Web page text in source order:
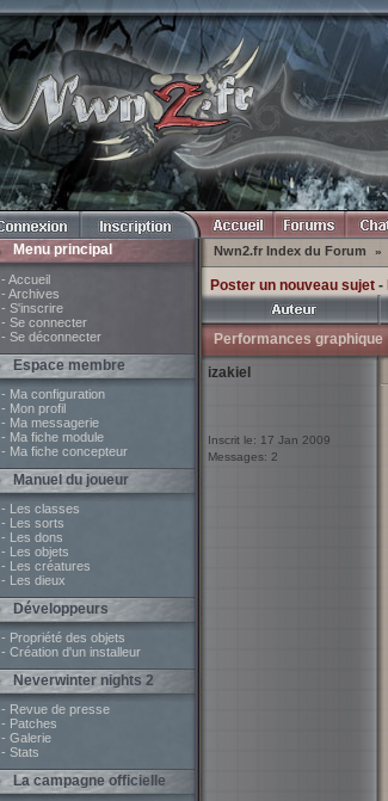
Menu principal
- Accueil
- Archives
- S'inscrire
- Se connecter
- Se déconnecter
Espace membre
- Ma configuration
- Mon profil
- Ma messagerie
- Ma fiche module
- Ma fiche concepteur
Manuel du joueur
- Les classes
- Les sorts
- Les dons
- Les objets
- Les créatures
- Les dieux
Développeurs
- Propriété des objets
- Création d'un installeur
Neverwinter nights 2
- Revue de presse
- Patches
- Galerie
- Stats
La campagne officielle
Nwn2.fr Index du Forum »
Poster un nouveau sujet-
Performances graphique
izakiel
Inscrit le: 17 Jan 2009
Messages: 2